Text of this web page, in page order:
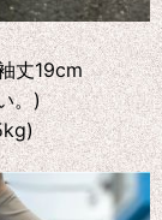
丈19cm
。)